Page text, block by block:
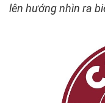
lên hướng nhìn ra